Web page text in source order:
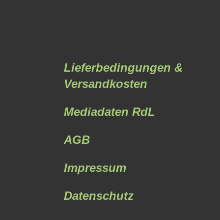
Lieferbedingungen &
Versandkosten
Mediadaten RdL
AGB
Impressum
Datenschutz